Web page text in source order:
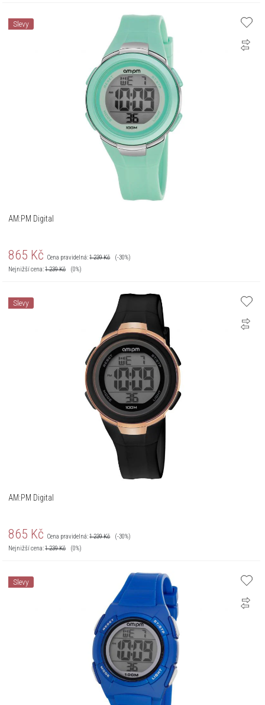
Slevy
AM:PM Digital
865 Kč Cena pravidelná:1 239Kč
(-30%)
Nejnižší cena:1 239Kč (0%)
Slevy
AM:PM Digital
865 Kč Cena pravidelná:1 239Kč
(-30%)
Nejnižší cena:1 239Kč (0%)
Slevy